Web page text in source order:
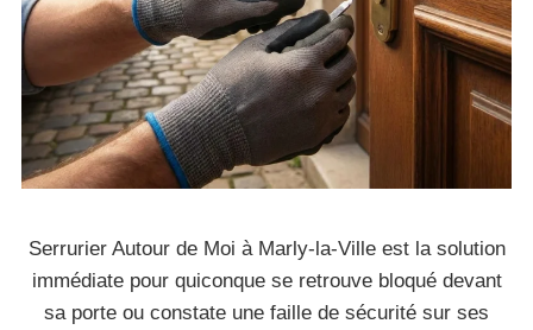
Serrurier Autour de Moi à Marly-la-Ville est la solution
immédiate pour quiconque se retrouve bloqué devant
sa porte ou constate une faille de sécurité sur ses